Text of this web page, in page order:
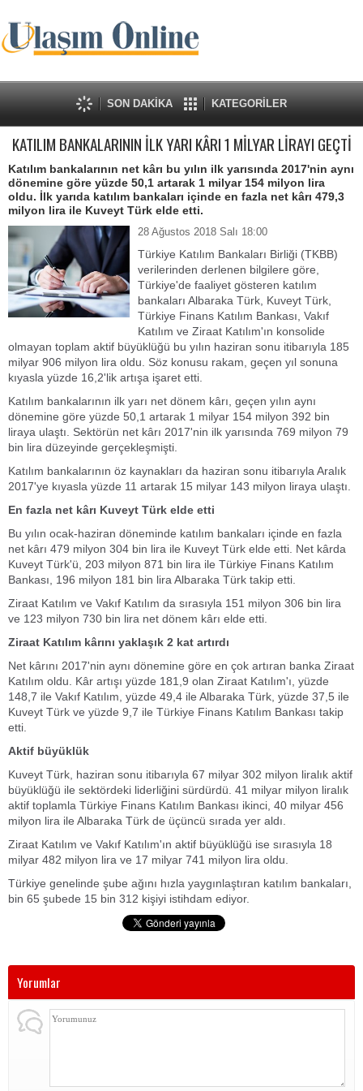
SON DAKİKA KATEGORİLER
KATILIM BANKALARININ İLK YARI KÂRI 1 MİLYAR LİRAYI GEÇTİ
Katılım bankalarının net kârı bu yılın ilk yarısında 2017'nin aynı
dönemine göre yüzde 50,1 artarak 1 milyar 154 milyon lira
oldu. İlk yarıda katılım bankaları içinde en fazla net kârı 479,3
milyon lira ile Kuveyt Türk elde etti.
28 Ağustos 2018 Salı 18:00
Türkiye Katılım Bankaları Birliği (TKBB)
verilerinden derlenen bilgilere göre,
Türkiye'de faaliyet gösteren katılım
bankaları Albaraka Türk, Kuveyt Türk,
Türkiye Finans Katılım Bankası, Vakıf
Katılım ve Ziraat Katılım'ın konsolide
olmayan toplam aktif büyüklüğü bu yılın haziran sonu itibarıyla 185
milyar 906 milyon lira oldu. Söz konusu rakam, geçen yıl sonuna
kıyasla yüzde 16,2'lik artışa işaret etti.
Katılım bankalarının ilk yarı net dönem kârı, geçen yılın aynı
dönemine göre yüzde 50,1 artarak 1 milyar 154 milyon 392 bin
liraya ulaştı. Sektörün net kârı 2017'nin ilk yarısında 769 milyon 79
bin lira düzeyinde gerçekleşmişti.
Katılım bankalarının öz kaynakları da haziran sonu itibarıyla Aralık
2017'ye kıyasla yüzde 11 artarak 15 milyar 143 milyon liraya ulaştı.
En fazla net kârı Kuveyt Türk elde etti
Bu yılın ocak-haziran döneminde katılım bankaları içinde en fazla
net kârı 479 milyon 304 bin lira ile Kuveyt Türk elde etti. Net kârda
Kuveyt Türk'ü, 203 milyon 871 bin lira ile Türkiye Finans Katılım
Bankası, 196 milyon 181 bin lira Albaraka Türk takip etti.
Ziraat Katılım ve Vakıf Katılım da sırasıyla 151 milyon 306 bin lira
ve 123 milyon 730 bin lira net dönem kârı elde etti.
Ziraat Katılım kârını yaklaşık 2 kat artırdı
Net kârını 2017'nin aynı dönemine göre en çok artıran banka Ziraat
Katılım oldu. Kâr artışı yüzde 181,9 olan Ziraat Katılım'ı, yüzde
148,7 ile Vakıf Katılım, yüzde 49,4 ile Albaraka Türk, yüzde 37,5 ile
Kuveyt Türk ve yüzde 9,7 ile Türkiye Finans Katılım Bankası takip
etti.
Aktif büyüklük
Kuveyt Türk, haziran sonu itibarıyla 67 milyar 302 milyon liralık aktif
büyüklüğü ile sektördeki liderliğini sürdürdü. 41 milyar milyon liralık
aktif toplamla Türkiye Finans Katılım Bankası ikinci, 40 milyar 456
milyon lira ile Albaraka Türk de üçüncü sırada yer aldı.
Ziraat Katılım ve Vakıf Katılım'ın aktif büyüklüğü ise sırasıyla 18
milyar 482 milyon lira ve 17 milyar 741 milyon lira oldu.
Türkiye genelinde şube ağını hızla yaygınlaştıran katılım bankaları,
bin 65 şubede 15 bin 312 kişiyi istihdam ediyor.
Yorumlar